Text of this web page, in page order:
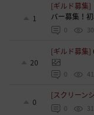
1
[ギルド募集]
バー募集！
0
20
[ギルド募集]
0
0
[スクリーン
0